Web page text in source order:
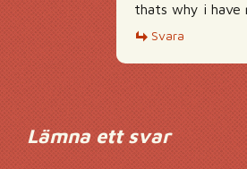
thats why i have
Svara
Lämna ett svar